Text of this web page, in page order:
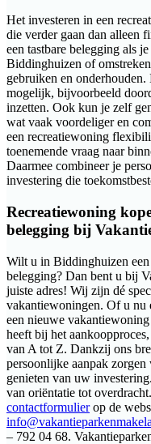
Het investeren in een
die verder gaan dan alleen
een tastbare belegging als
Biddinghuizen of
gebruiken en
mogelijk, bijvoorbeeld
inzetten. Ook kun je zelf
wat vaak voordeliger en
een recreatiewoning
toenemende vraag naar
Daarmee combineer je
investering die
Recreatiewoning
belegging bij
Wilt u in Biddinghuizen
belegging? Dan bent u bij
juiste adres! Wij zijn dé
vakantiewoningen. Of u
een nieuwe
heeft bij het
van A tot Z. Dankzij ons
persoonlijke aanpak
genieten van uw
van oriëntatie tot
contactformulierop de
– 792 04 68.